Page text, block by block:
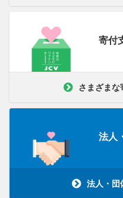
寄付
さまざまな
法人
法人・団